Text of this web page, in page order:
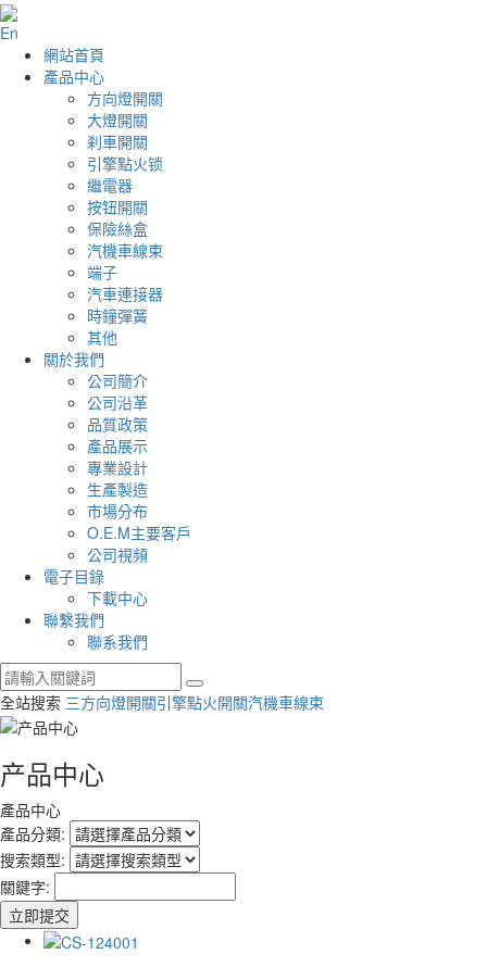
En
網站首頁
產品中心
方向燈開關
大燈開關
刹車開關
引擎點火锁
繼電器
按钮開關
保險絲盒
汽機車線束
端子
汽車連接器
時鐘彈簧
其他
關於我們
公司簡介
公司沿革
品質政策
產品展示
專業設計
生產製造
市場分布
O.E.M主要客戶
公司視頻
電子目錄
下載中心
聯繫我們
聯系我們
全站搜索 三方向燈開關引擎點火開關汽機車線束
产品中心
產品中心
產品分類:
搜索類型:
關鍵字: